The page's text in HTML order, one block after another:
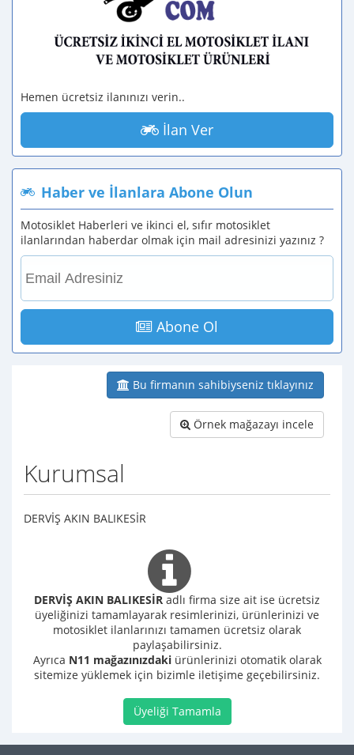
Hemen ücretsiz ilanınızı verin..
İlan Ver
Haber ve İlanlara Abone Olun
Motosiklet Haberleri ve ikinci el, sıfır motosiklet
ilanlarından haberdar olmak için mail adresinizi yazınız ?
Abone Ol
Bu firmanın sahibiyseniz tıklayınız
Örnek mağazayı incele
Kurumsal
DERVİŞ AKIN BALIKESİR
DERVİŞ AKIN BALIKESİR adlı firma size ait ise ücretsiz
üyeliğinizi tamamlayarak resimlerinizi, ürünlerinizi ve
motosiklet ilanlarınızı tamamen ücretsiz olarak
paylaşabilirsiniz.
Ayrıca N11 mağazınızdakiürünlerinizi otomatik olarak
sitemize yüklemek için bizimle iletişime geçebilirsiniz.
Üyeliği Tamamla